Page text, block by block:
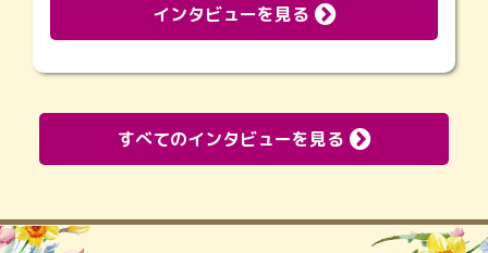
インタビューを見る
すべてのインタビューを見る